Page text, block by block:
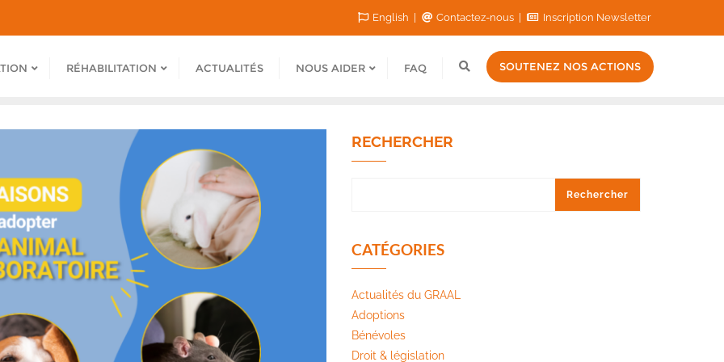
English Contactez-nous Inscription Newsletter
RÉHABILITATION ACTUALITÉS NOUS AIDER FAQ SOUTENEZ NOS ACTIONS
RECHERCHER
Rechercher
CATÉGORIES
Actualités du GRAAL
Adoptions
Bénévoles
Droit & législation